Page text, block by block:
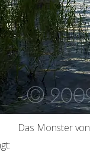
Das Monster von